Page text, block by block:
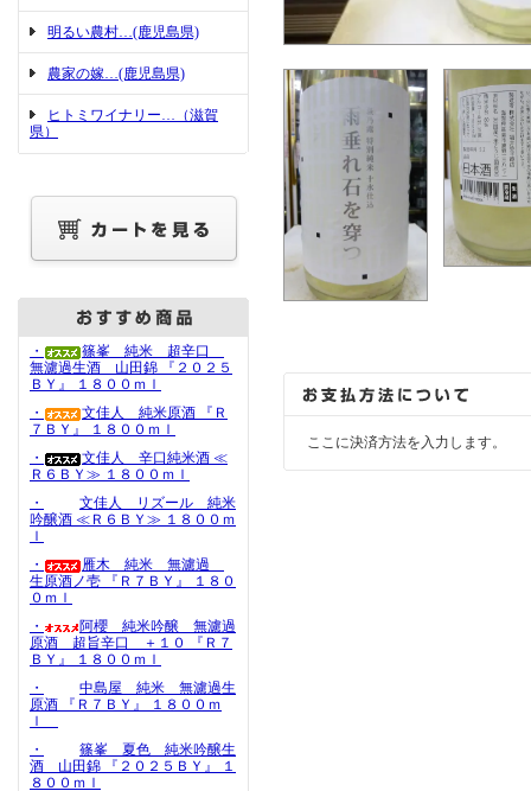
明るい農村…(鹿児島県)
農家の嫁…(鹿児島県)
ヒトミワイナリー…（滋賀
県）
・
篠峯 純米 超辛口
無濾過生酒 山田錦 『２０２５
ＢＹ』 １８００ｍｌ
・
文佳人 純米原酒 『Ｒ
７ＢＹ』 １８００ｍｌ
・
文佳人 辛口純米酒 ≪
Ｒ６ＢＹ≫ １８００ｍｌ
・
文佳人 リズール 純米
吟醸酒 ≪Ｒ６ＢＹ≫ １８００ｍ
ｌ
・
雁木 純米 無濾過
生原酒ノ壱 『Ｒ７ＢＹ』 １８０
０ｍｌ
・
阿櫻 純米吟醸 無濾過
原酒 超旨辛口 ＋１０ 『Ｒ７
ＢＹ』 １８００ｍｌ
・
中島屋 純米 無濾過生
原酒 『Ｒ７ＢＹ』 １８００ｍ
ｌ
・
篠峯 夏色 純米吟醸生
酒 山田錦 『２０２５ＢＹ』 １
８００ｍｌ
ここに決済方法を入力します。